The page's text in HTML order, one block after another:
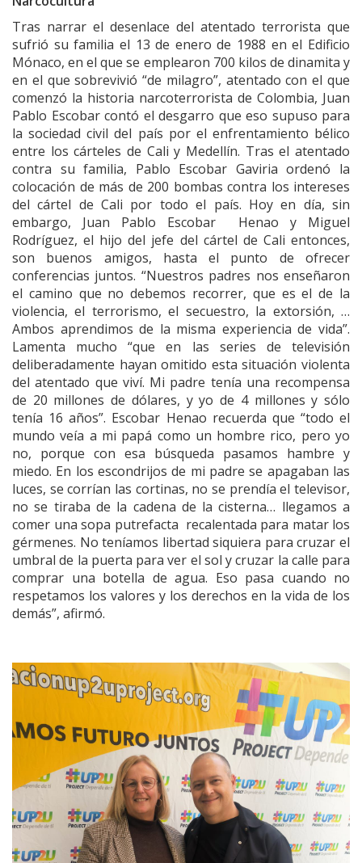
Tras narrar el desenlace del atentado terrorista que
sufrió su familia el 13 de enero de 1988 en el Edificio
Mónaco, en el que se emplearon 700 kilos de dinamita y
en el que sobrevivió “de milagro”, atentado con el que
comenzó la historia narcoterrorista de Colombia, Juan
Pablo Escobar contó el desgarro que eso supuso para
la sociedad civil del país por el enfrentamiento bélico
entre los cárteles de Cali y Medellín. Tras el atentado
contra su familia, Pablo Escobar Gaviria ordenó la
colocación de más de 200 bombas contra los intereses
del cártel de Cali por todo el país. Hoy en día, sin
embargo, Juan Pablo Escobar Henao y Miguel
Rodríguez, el hijo del jefe del cártel de Cali entonces,
son buenos amigos, hasta el punto de ofrecer
conferencias juntos. “Nuestros padres nos enseñaron
el camino que no debemos recorrer, que es el de la
violencia, el terrorismo, el secuestro, la extorsión, …
Ambos aprendimos de la misma experiencia de vida”.
Lamenta mucho “que en las series de televisión
deliberadamente hayan omitido esta situación violenta
del atentado que viví. Mi padre tenía una recompensa
de 20 millones de dólares, y yo de 4 millones y sólo
tenía 16 años”. Escobar Henao recuerda que “todo el
mundo veía a mi papá como un hombre rico, pero yo
no, porque con esa búsqueda pasamos hambre y
miedo. En los escondrijos de mi padre se apagaban las
luces, se corrían las cortinas, no se prendía el televisor,
no se tiraba de la cadena de la cisterna… llegamos a
comer una sopa putrefacta recalentada para matar los
gérmenes. No teníamos libertad siquiera para cruzar el
umbral de la puerta para ver el sol y cruzar la calle para
comprar una botella de agua. Eso pasa cuando no
respetamos los valores y los derechos en la vida de los
demás”, afirmó.